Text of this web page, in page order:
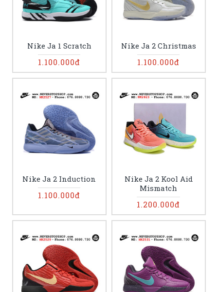
Nike Ja 1 Scratch
1.100.000đ
Nike Ja 2 Christmas
1.100.000đ
Nike Ja 2 Induction
1.100.000đ
Nike Ja 2 Kool Aid
Mismatch
1.200.000đ